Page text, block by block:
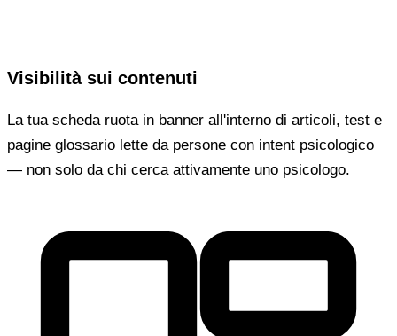
Visibilità sui contenuti
La tua scheda ruota in banner all'interno di articoli, test e
pagine glossario lette da persone con intent psicologico
— non solo da chi cerca attivamente uno psicologo.